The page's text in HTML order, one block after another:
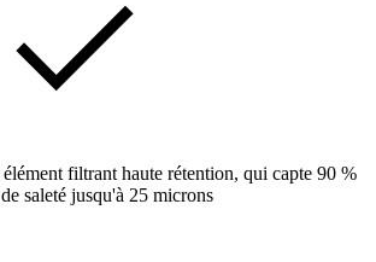
filtrant haute rétention, qui capte 90 %
saleté jusqu'à 25 microns